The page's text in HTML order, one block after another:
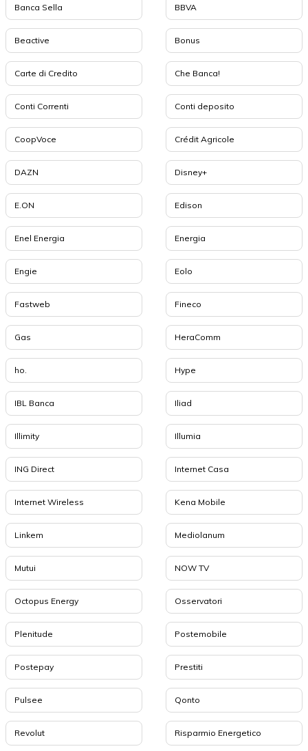
Banca Sella BBVA
Beactive Bonus
Carte di Credito Che Banca!
Conti Correnti Conti deposito
CoopVoce Crédit Agricole
DAZN Disney+
E.ON Edison
Enel Energia Energia
Engie Eolo
Fastweb Fineco
Gas HeraComm
ho. Hype
IBL Banca Iliad
Illimity Illumia
ING Direct Internet Casa
Internet Wireless Kena Mobile
Linkem Mediolanum
Mutui NOW TV
Octopus Energy Osservatori
Plenitude Postemobile
Postepay Prestiti
Pulsee Qonto
Revolut Risparmio Energetico